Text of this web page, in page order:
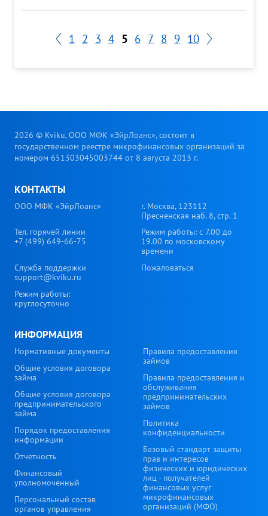
1 2 3 4 5 6 7 8 9 10
2026 © Kviku, ООО МФК «ЭйрЛоанс», состоит в
государственном реестре микрофинансовых организаций за
номером 651303045003744 от 8 августа 2013 г.
КОНТАКТЫ
ООО МФК «ЭйрЛоанс»
г. Москва, 123112
Пресненская наб. 8, стр. 1
Тел. горячей линии
+7 (499) 649-66-75
Режим работы: с 7.00 до
19.00 по московскому
времени
Служба поддержки
support@kviku.ru
Пожаловаться
Режим работы:
круглосуточно
ИНФОРМАЦИЯ
Нормативные документы
Общие условия договора
займа
Общие условия договора
предпринимательского
займа
Порядок предоставления
информации
Отчетность
Финансовый
уполномоченный
Персональный состав
органов управления
Правила предоставления
займов
Правила предоставления и
обслуживания
предпринимательских
займов
Политика
конфиденциальности
Базовый стандарт защиты
прав и интересов
физических и юридических
лиц - получателей
финансовых услуг
микрофинансовых
организаций (МФО)